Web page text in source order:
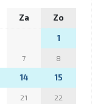
Za Zo
1
7 8
14 15
21 22